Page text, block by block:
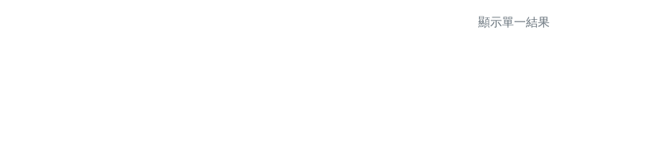
顯示單一結果